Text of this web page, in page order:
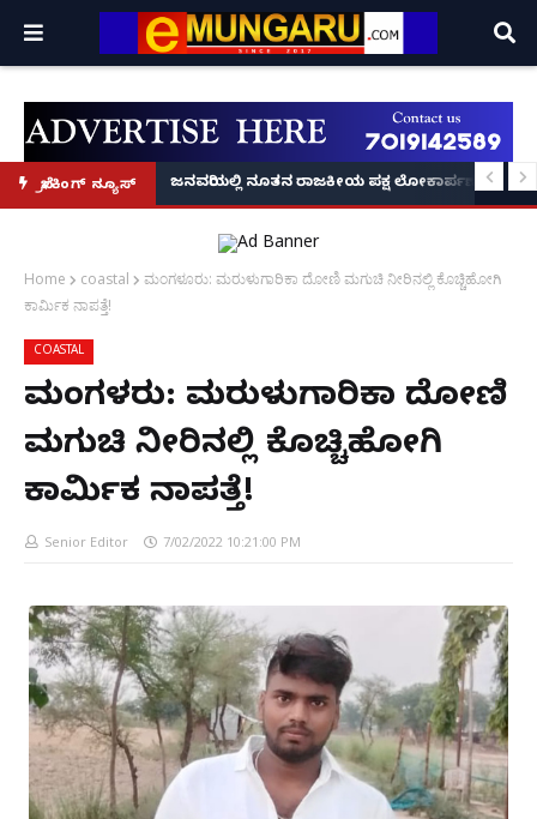
ಬ್ರೇಕಿಂಗ್ ನ್ಯೂಸ್
ಕಥೆ!
8 ಅಡಿಗೂ ಹೆಚ್ಚು ಉದ್ದದ ಕೂದಲು ಬೆಳೆಸಿ ಗಿನ್ನಿಸ್ ವಿಶ್ವ ದಾಖಲೆ ಬರೆದ ಭಾರತದ ರೇಣು
ಜನವರಿಯಲ್ಲಿ ನೂತನ ರಾಜಕೀಯ ಪಕ್ಷ ಲೋಕಾರ್ಪಣೆ – ನಟ
Home coastal
ಮಂಗಳೂರು: ಮರುಳುಗಾರಿಕಾ ದೋಣಿ ಮಗುಚಿ ನೀರಿನಲ್ಲಿ ಕೊಚ್ಚಿಹೋಗಿ
ಕಾರ್ಮಿಕ ನಾಪತ್ತೆ!
COASTAL
ಮಂಗಳೂರು: ಮರುಳುಗಾರಿಕಾ ದೋಣಿ
ಮಗುಚಿ ನೀರಿನಲ್ಲಿ ಕೊಚ್ಚಿಹೋಗಿ
ಕಾರ್ಮಿಕ ನಾಪತ್ತೆ!
Senior Editor 7/02/2022 10:21:00 PM